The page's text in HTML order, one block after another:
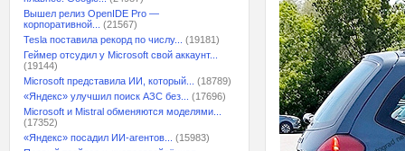
Вышел релиз OpenIDE Pro —
корпоративной...
(21567)
Tesla поставила рекорд по числу...
(19181)
Геймер отсудил у Microsoft свой аккаунт...
(19144)
Microsoft представила ИИ, который...
(18789)
«Яндекс» улучшил поиск АЗС без...
(17696)
Microsoft и Mistral обменяются моделями...
(17352)
«Яндекс» посадил ИИ-агентов...
(15983)